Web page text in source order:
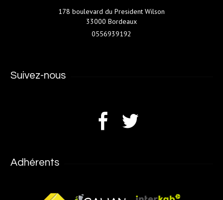
178 boulevard du President Wilson
33000 Bordeaux
0556939192
Suivez-nous
Adhérents